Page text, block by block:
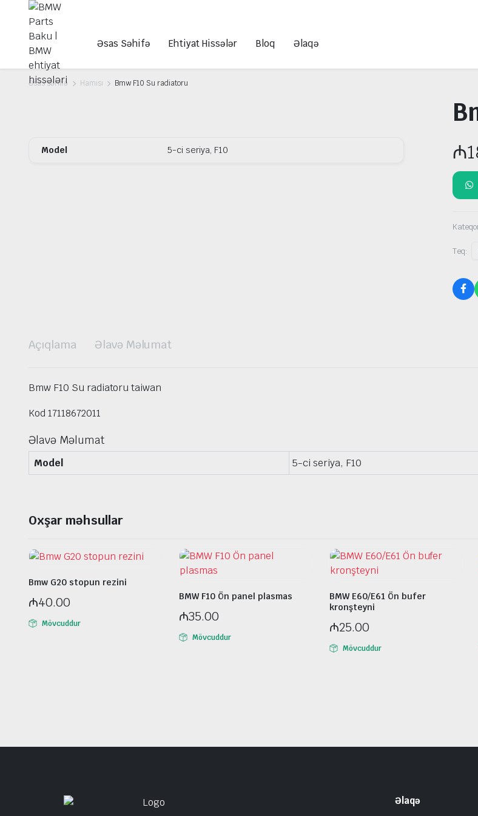
Əsas Səhifə Ehtiyat Hissələr Bloq Əlaqə
Əsas səhifə Hamısı Bmw F10 Su radiatoru
Model 5-ci seriya, F10 ₼
Teq:
Açıqlama Əlavə Məlumat
Bmw F10 Su radiatoru taiwan
Kod 17118672011
Əlavə Məlumat
Model 5-ci seriya, F10
Oxşar məhsullar
Bmw G20 stopun rezini
₼40.00
Mövcuddur
BMW F10 Ön panel plasmas
₼35.00
Mövcuddur
BMW E60/E61 Ön bufer
kronşteyni
₼25.00
Mövcuddur
Əlaqə